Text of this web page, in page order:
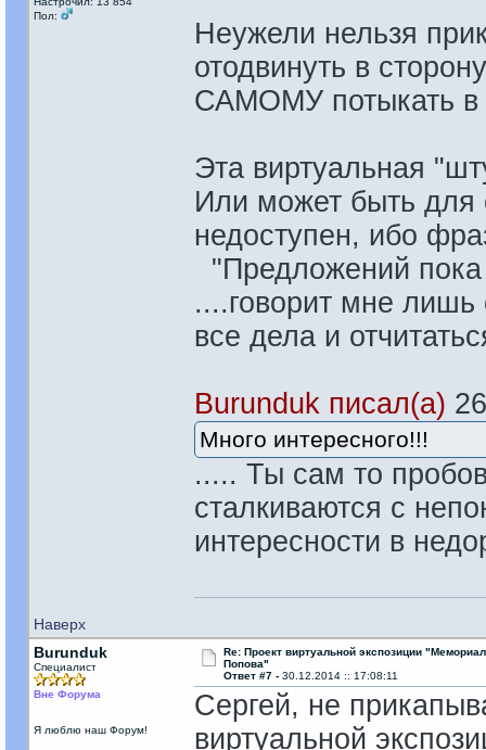
Пол:
Неужели нельзя
отодвинуть в
САМОМУ потыкать в
Эта виртуальная
Или может быть
недоступен, ибо
"Предложений пока
....говорит мне лишь
все дела и
Burunduk писал(а)
Много интересного!!!
..... Ты сам то
сталкиваются с
интересности в
Наверх
Burunduk
Специалист
Вне Форума
Я люблю наш Форум!
Re: Проект виртуальной экспозиции
Попова"
Ответ #7 - 30.12.2014 :: 17:08:11
Сергей, не
виртуальной